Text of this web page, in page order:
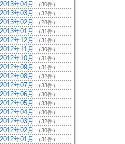
2013年04月 （30件）
2013年03月 （32件）
2013年02月 （28件）
2013年01月 （31件）
2012年12月 （31件）
2012年11月 （30件）
2012年10月 （31件）
2012年09月 （31件）
2012年08月 （32件）
2012年07月 （33件）
2012年06月 （30件）
2012年05月 （33件）
2012年04月 （30件）
2012年03月 （32件）
2012年02月 （30件）
2012年01月 （31件）